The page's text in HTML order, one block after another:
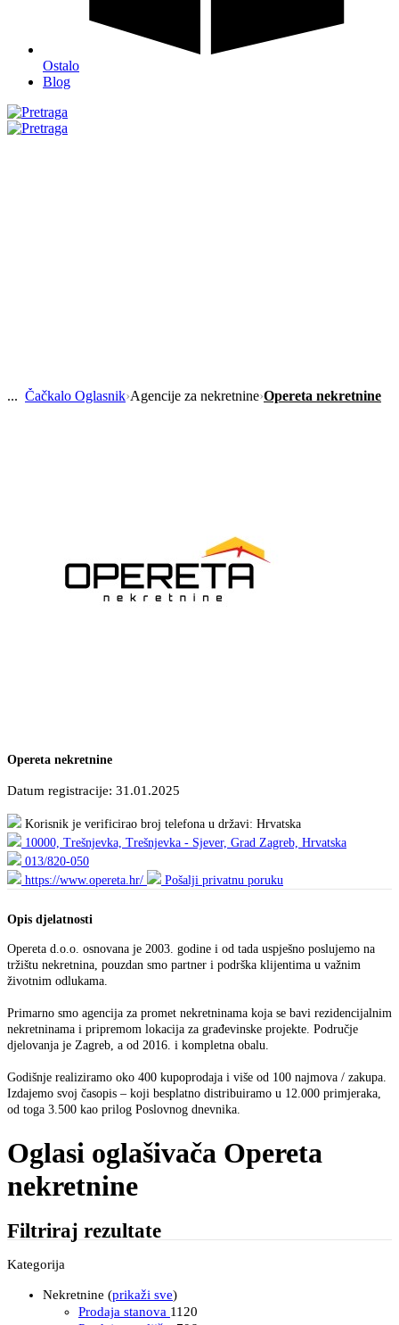
Ostalo
Blog
Čačkalo Oglasnik›Agencije za nekretnine›Opereta nekretnine
Opereta nekretnine
Datum registracije: 31.01.2025
Korisnik je verificirao broj telefona u državi: Hrvatska
10000, Trešnjevka, Trešnjevka - Sjever, Grad Zagreb, Hrvatska
013/820-050
https://www.opereta.hr/
Pošalji privatnu poruku
Opis djelatnosti
Opereta d.o.o. osnovana je 2003. godine i od tada uspješno poslujemo na
tržištu nekretnina, pouzdan smo partner i podrška klijentima u važnim
životnim odlukama.
Primarno smo agencija za promet nekretninama koja se bavi rezidencijalnim
nekretninama i pripremom lokacija za građevinske projekte. Područje
djelovanja je Zagreb, a od 2016. i kompletna obalu.
Godišnje realiziramo oko 400 kupoprodaja i više od 100 najmova / zakupa.
Izdajemo svoj časopis – koji besplatno distribuiramo u 12.000 primjeraka,
od toga 3.500 kao prilog Poslovnog dnevnika.
Oglasi oglašivača Opereta
nekretnine
Filtriraj rezultate
Kategorija
Nekretnine (prikaži sve)
Prodaja stanova 1120